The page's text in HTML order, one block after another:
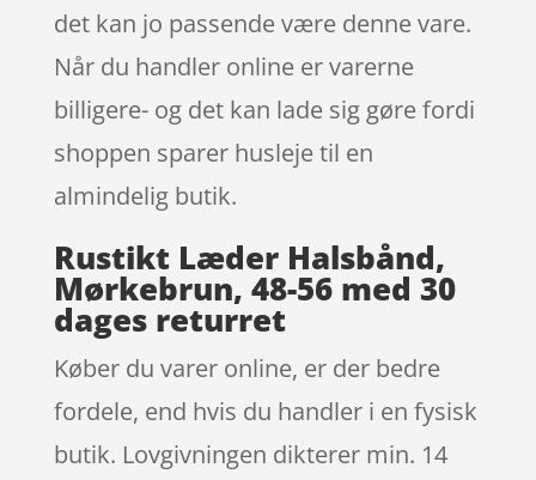
det kan jo passende være denne vare.
Når du handler online er varerne
billigere- og det kan lade sig gøre fordi
shoppen sparer husleje til en
almindelig butik.
Rustikt Læder Halsbånd,
Mørkebrun, 48-56 med 30
dages returret
Køber du varer online, er der bedre
fordele, end hvis du handler i en fysisk
butik. Lovgivningen dikterer min. 14